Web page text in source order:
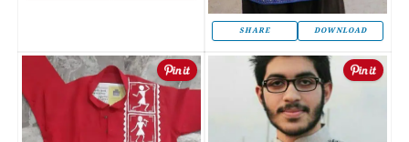
SHARE DOWNLOAD